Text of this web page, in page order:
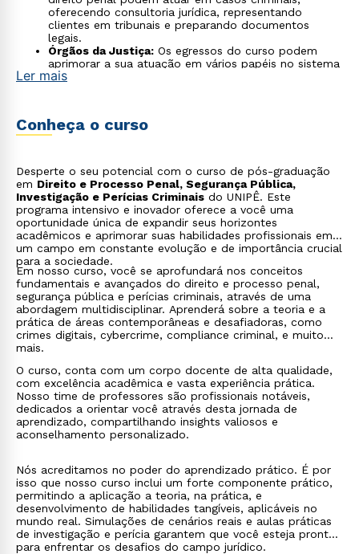
oferecendo consultoria jurídica, representando
clientes em tribunais e preparando documentos
legais.
Órgãos da Justiça: Os egressos do curso podem
aprimorar a sua atuação em vários papéis no sistema
de justiça, incluindo juízes, promotores, defensores
conhecimentos necessários para os profissionais de
Polícia Civil, Polícia Militar e dos Sistemas Prisionais.
Ensino e Pesquisa Acadêmica:Para aqueles que têm
inclinação para a educação e pesquisa,
oportunidades existem em universidades e
instituições de pesquisa, onde podem lecionar,
conduzir pesquisas ou contribuir para o
desenvolvimento de políticas.
Setor Corporativo: Empresas, especialmente as do
setor financeiro, precisam de profissionais que
entendam as leis e regulamentos criminais, como
lavagem de dinheiro e crimes digitais. Assim, os
egressos do curso podem encontrar oportunidades
em tais departamentos.
Organizações Não Governamentais (ONGs):Muitas
também necessitam de profissionais com a formação
proporcionada por este curso.
Ler mais
Conheça o curso
Desperte o seu potencial com o curso de pós-graduação
em Direito e Processo Penal, Segurança Pública,
Investigação e Perícias Criminais do UNIPÊ. Este
programa intensivo e inovador oferece a você uma
oportunidade única de expandir seus horizontes
acadêmicos e aprimorar suas habilidades profissionais em
um campo em constante evolução e de importância crucial
para a sociedade.
Em nosso curso, você se aprofundará nos conceitos
fundamentais e avançados do direito e processo penal,
segurança pública e perícias criminais, através de uma
abordagem multidisciplinar. Aprenderá sobre a teoria e a
prática de áreas contemporâneas e desafiadoras, como
crimes digitais, cybercrime, compliance criminal, e muito
mais.
O curso, conta com um corpo docente de alta qualidade,
com excelência acadêmica e vasta experiência prática.
Nosso time de professores são profissionais notáveis,
dedicados a orientar você através desta jornada de
aprendizado, compartilhando insights valiosos e
aconselhamento personalizado.
Nós acreditamos no poder do aprendizado prático. É por
isso que nosso curso inclui um forte componente prático,
permitindo a aplicação a teoria, na prática, e
desenvolvimento de habilidades tangíveis, aplicáveis no
mundo real. Simulações de cenários reais e aulas práticas
de investigação e perícia garantem que você esteja pronto
para enfrentar os desafios do campo jurídico.